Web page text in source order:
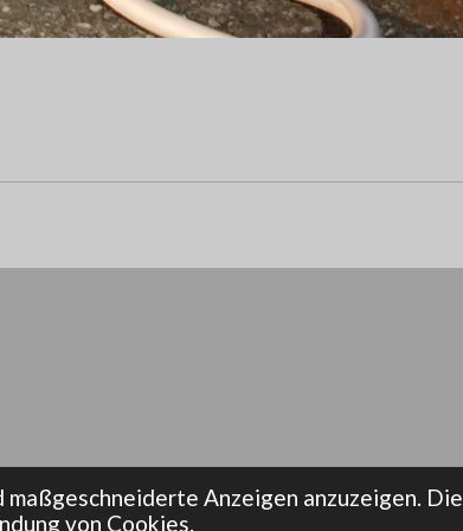
Anzeigen anzuzeigen. Die
von Cookies.